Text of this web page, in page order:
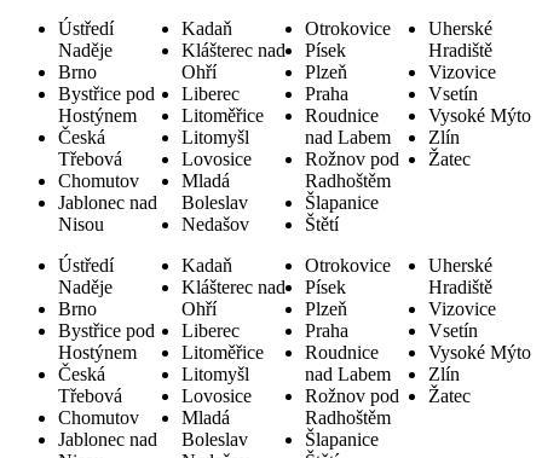
Ústředí
Naděje
Brno
Bystřice pod
Hostýnem
Česká
Třebová
Chomutov
Jablonec nad
Nisou
Kadaň
Klášterec nad
Ohří
Liberec
Litoměřice
Litomyšl
Lovosice
Mladá
Boleslav
Nedašov
Otrokovice
Písek
Plzeň
Praha
Roudnice
nad Labem
Rožnov pod
Radhoštěm
Šlapanice
Štětí
Uherské
Hradiště
Vizovice
Vsetín
Vysoké Mýto
Zlín
Žatec
Ústředí
Naděje
Brno
Bystřice pod
Hostýnem
Česká
Třebová
Chomutov
Jablonec nad
Kadaň
Klášterec nad
Ohří
Liberec
Litoměřice
Litomyšl
Lovosice
Mladá
Boleslav
Otrokovice
Písek
Plzeň
Praha
Roudnice
nad Labem
Rožnov pod
Radhoštěm
Šlapanice
Uherské
Hradiště
Vizovice
Vsetín
Vysoké Mýto
Zlín
Žatec